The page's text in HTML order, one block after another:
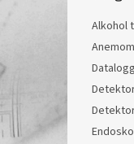
Alkohol